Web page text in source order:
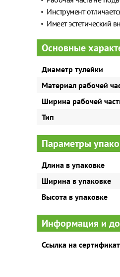
Инструмент
Имеет эстетический
Основные
Диаметр тулейки
Материал рабочей
Ширина рабочей
Тип
Параметры
Длина в упаковке
Ширина в упаковке
Высота в упаковке
Информация и
Ссылка на сертификат